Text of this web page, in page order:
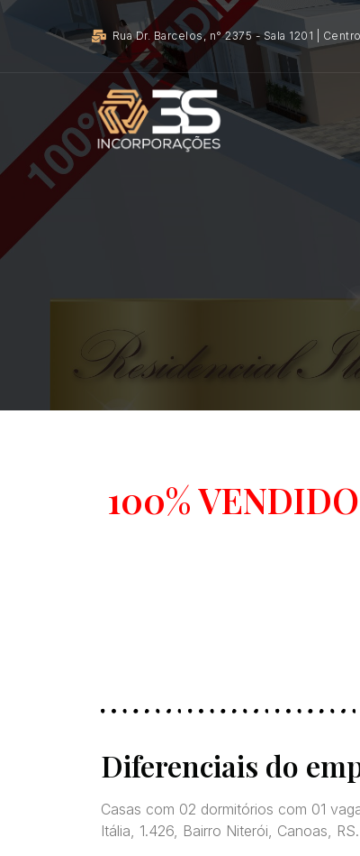
Rua Dr. Barcelos, n° 2375 - Sala 1201 |
100% VENDIDO
Diferenciais do
Casas com 02 dormitórios com 01
Itália, 1.426, Bairro Niterói, Canoas, RS.